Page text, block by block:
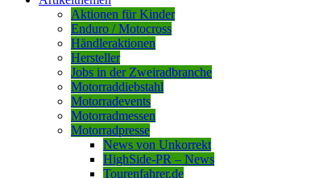
Aktionen für Kinder
Enduro / Motocross
Händleraktionen
Hersteller
Jobs in der Zweiradbranche
Motorraddiebstahl
Motorradevents
Motorradmessen
Motorradpresse
News von Unkorrekt
HighSide-PR – News
Tourenfahrer.de